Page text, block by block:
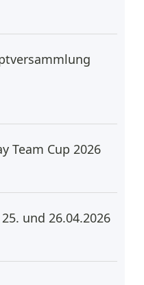
Team Cup 2026
und 26.04.2026